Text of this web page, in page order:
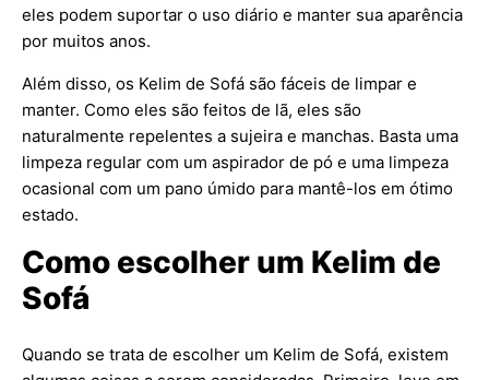
eles podem suportar o uso diário e manter sua aparência
por muitos anos.
Além disso, os Kelim de Sofá são fáceis de limpar e
manter. Como eles são feitos de lã, eles são
naturalmente repelentes a sujeira e manchas. Basta uma
limpeza regular com um aspirador de pó e uma limpeza
ocasional com um pano úmido para mantê-los em ótimo
estado.
Como escolher um Kelim de
Sofá
Quando se trata de escolher um Kelim de Sofá, existem